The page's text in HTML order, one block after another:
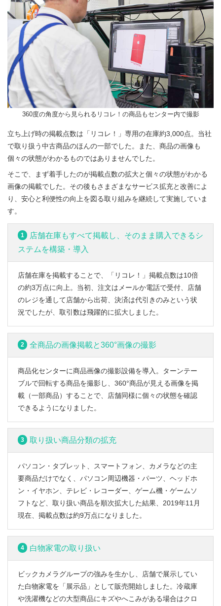
立ち上げ時の掲載点数は「リコレ！」専用の在庫約3,000点。当社
で取り扱う中古商品のほんの一部でした。また、商品の画像も
個々の状態がわかるものではありませんでした。
そこで、まず着手したのが掲載点数の拡大と個々の状態がわかる
画像の掲載でした。その後もさまざまなサービス拡充と改善によ
り、安心と利便性の向上を図る取り組みを継続して実施していま
す。
360度の角度から見られるリコレ！の商品もセンター内で撮影
1
店舗在庫もすべて掲載し、そのまま購入できるシ
ステムを構築・導入
店舗在庫を掲載することで、「リコレ！」掲載点数は10倍
の約3万点に向上。当初、注文はメールか電話で受付、店舗
のレジを通して店舗から出荷、決済は代引きのみという状
況でしたが、取引数は飛躍的に拡大しました。
2 全商品の画像掲載と360°画像の撮影
商品化センターに商品画像の撮影設備を導入。ターンテー
ブルで回転する商品を撮影し、360°商品が見える画像を掲
載（一部商品）することで、店舗同様に個々の状態を確認
できるようになりました。
3 取り扱い商品分類の拡充
パソコン・タブレット、スマートフォン、カメラなどの主
要商品だけでなく、パソコン周辺機器・パーツ、ヘッドホ
ン・イヤホン、テレビ・レコーダー、ゲーム機・ゲームソ
フトなど、取り扱い商品を順次拡大した結果、2019年11月
現在、掲載点数は約9万点になりました。
4 白物家電の取り扱い
ビックカメラグループの強みを生かし、店舗で展示してい
た白物家電を「展示品」として販売開始しました。冷蔵庫
や洗濯機などの大型商品にキズやへこみがある場合はクロ